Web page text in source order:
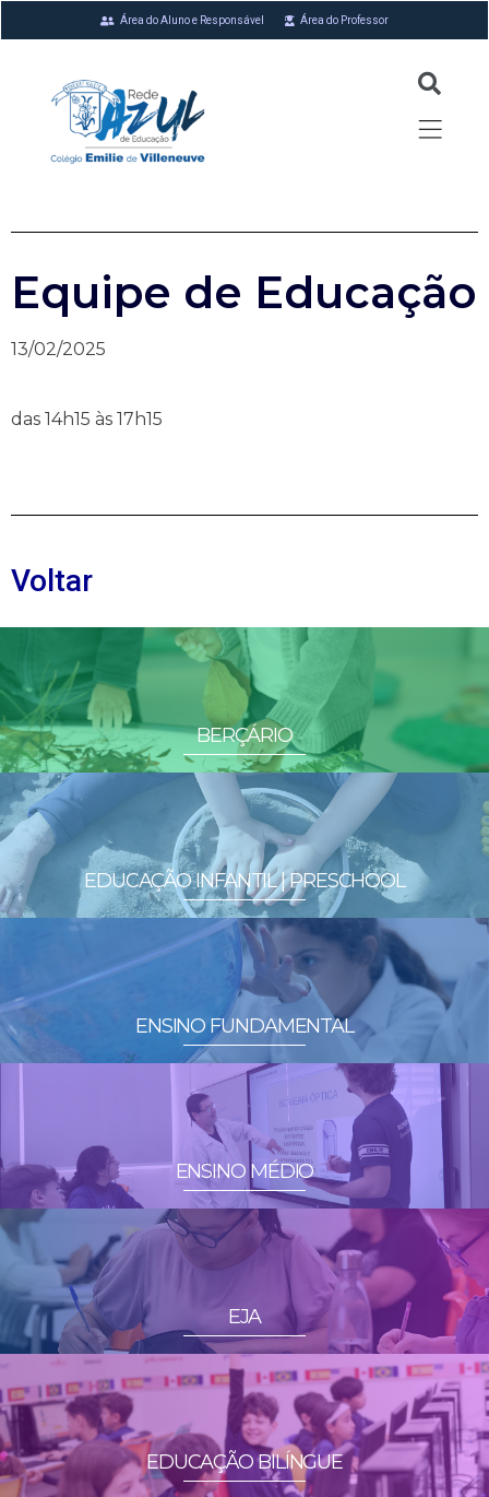
Área do Aluno e Responsável Área do Professor
Equipe de Educação
13/02/2025
das 14h15 às 17h15
Voltar
BERÇÁRIO
EDUCAÇÃO INFANTIL | PRESCHOOL
ENSINO FUNDAMENTAL
ENSINO MÉDIO
EJA
EDUCAÇÃO BILÍNGUE